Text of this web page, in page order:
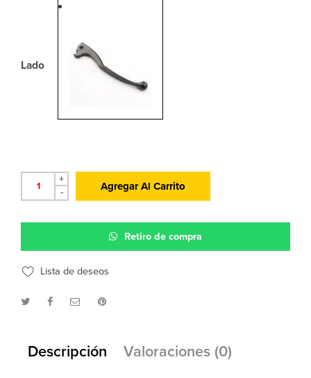
Lado
+
-
Agregar Al Carrito
Retiro de compra
Lista de deseos
Descripción Valoraciones (0)